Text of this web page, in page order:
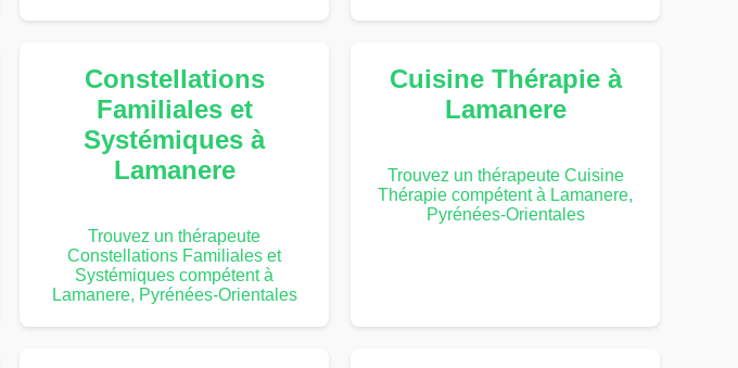
Constellations
Familiales et
Systémiques à
Lamanere
Trouvez un thérapeute
Constellations Familiales et
Systémiques compétent à
Lamanere, Pyrénées-Orientales
Cuisine Thérapie à
Lamanere
Trouvez un thérapeute Cuisine
Thérapie compétent à Lamanere,
Pyrénées-Orientales